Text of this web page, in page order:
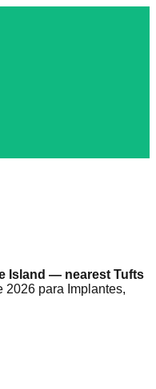
Island — nearest Tufts
2026 para Implantes,